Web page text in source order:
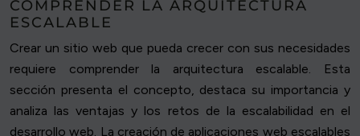
COMPRENDER LA ARQUITECTURA
ESCALABLE
Crear un sitio web que pueda crecer con sus necesidades
requiere comprender la arquitectura escalable. Esta
sección presenta el concepto, destaca su importancia y
analiza las ventajas y los retos de la escalabilidad en el
desarrollo web. La creación de aplicaciones web escalables